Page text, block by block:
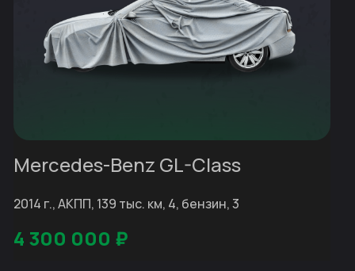
Mercedes-Benz GL-Class
2014 г., АКПП, 139 тыс. км, 4, бензин, 3
4 300 000 ₽